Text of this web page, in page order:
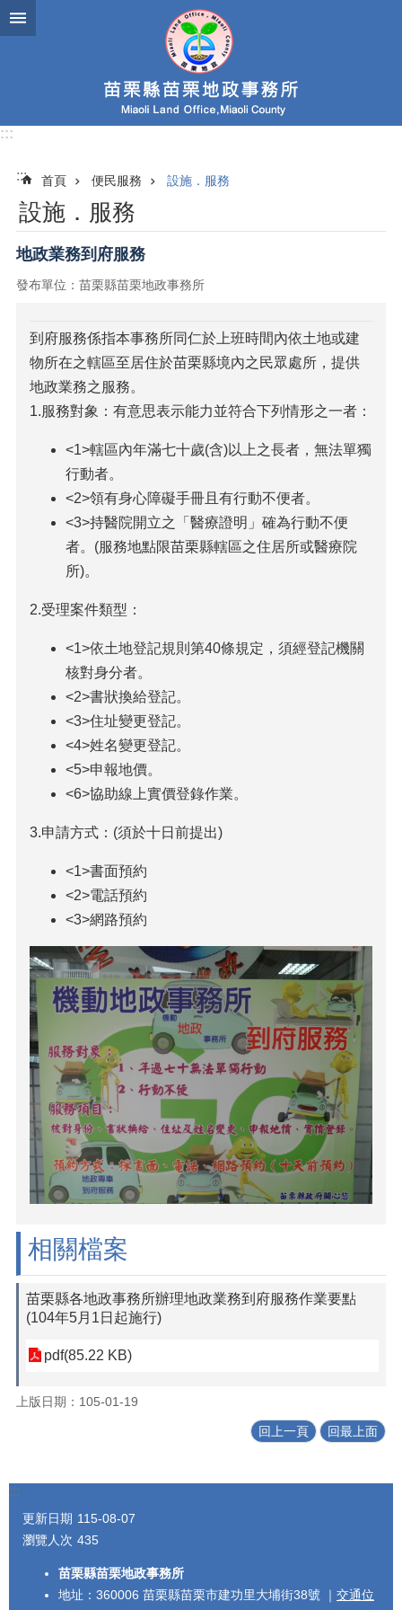
跳到主要內容區塊
:::
::: 首頁 便民服務 設施．服務
設施．服務
地政業務到府服務
發布單位：苗栗縣苗栗地政事務所
到府服務係指本事務所同仁於上班時間內依土地或建
物所在之轄區至居住於苗栗縣境內之民眾處所，提供
地政業務之服務。
1.服務對象：有意思表示能力並符合下列情形之一者：
<1>轄區內年滿七十歲(含)以上之長者，無法單獨
行動者。
<2>領有身心障礙手冊且有行動不便者。
<3>持醫院開立之「醫療證明」確為行動不便
者。(服務地點限苗栗縣轄區之住居所或醫療院
所)。
2.受理案件類型：
<1>依土地登記規則第40條規定，須經登記機關
核對身分者。
<2>書狀換給登記。
<3>住址變更登記。
<4>姓名變更登記。
<5>申報地價。
<6>協助線上實價登錄作業。
3.申請方式：(須於十日前提出)
<1>書面預約
<2>電話預約
<3>網路預約
相關檔案
苗栗縣各地政事務所辦理地政業務到府服務作業要點
(104年5月1日起施行)
pdf(85.22 KB)
上版日期：105-01-19
回上一頁 回最上面
:::
更新日期 115-08-07
瀏覽人次 435
苗栗縣苗栗地政事務所
地址：360006 苗栗縣苗栗市建功里大埔街38號 ｜ 交通位